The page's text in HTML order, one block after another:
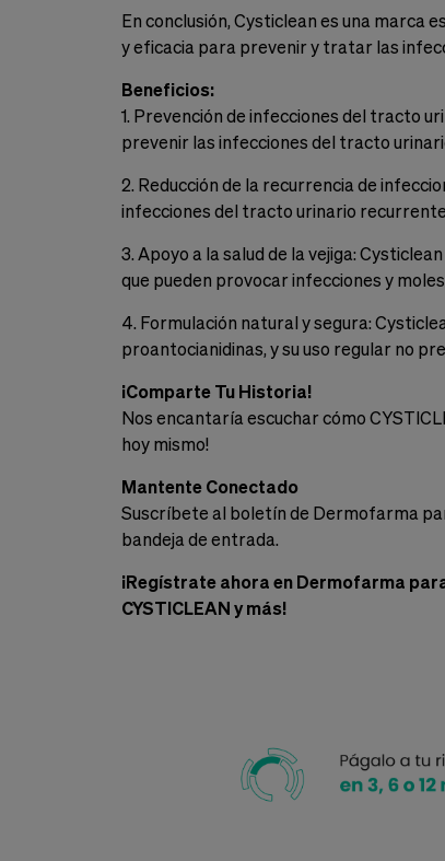
En conclusión, Cysticlean es una marca
y eficacia para prevenir y tratar las
Beneficios:
1. Prevención de infecciones del tracto
prevenir las infecciones del tracto
2. Reducción de la recurrencia de
infecciones del tracto urinario
3. Apoyo a la salud de la vejiga:
que pueden provocar infecciones y
4. Formulación natural y segura:
proantocianidinas, y su uso regular no
¡Comparte Tu Historia!
Nos encantaría escuchar cómo
hoy mismo!
Mantente Conectado
Suscríbete al boletín de Dermofarma
bandeja de entrada.
¡Regístrate ahora en Dermofarma
CYSTICLEAN y más!